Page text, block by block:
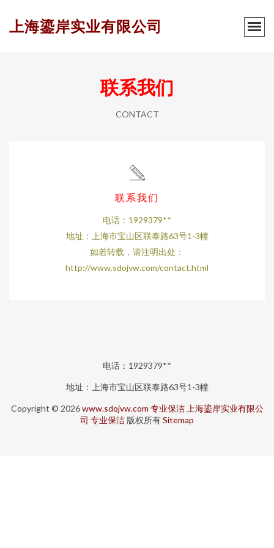
上海鎏岸实业有限公司
联系我们
CONTACT
联系我们
电话：1929379**
地址：上海市宝山区联泰路63号1-3幢
如若转载，请注明出处：
http://www.sdojvw.com/contact.html
电话：1929379**
地址：上海市宝山区联泰路63号1-3幢
Copyright © 2026www.sdojvw.com 专业保洁 上海鎏岸实业有限公
司 专业保洁 版权所有Sitemap